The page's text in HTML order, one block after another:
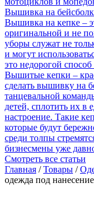
Вышивка на
Вышивка на кепке –
оригинальной и не
уборы служат не
и могут
это недорогой
Вышитые кепки –
сделать вышивку на
танцевальной
детей, сплотить их в
настроение. Такие
которые будут
среди толпы
бизнесмены уже
Смотреть все статьи
Главная /Товары /
одежда под нанесение